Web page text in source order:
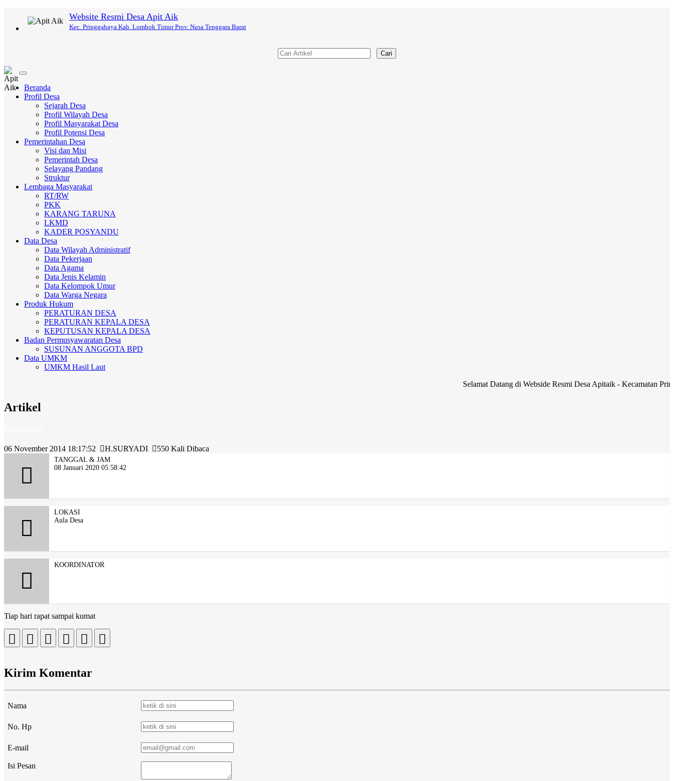
Website Resmi Desa Apit Aik
Kec. Pringgabaya Kab. Lombok Timur Prov. Nusa Tenggara Barat
Cari
Toggle
navigation
Beranda
Profil Desa
Sejarah Desa
Profil Wilayah Desa
Profil Masyarakat Desa
Profil Potensi Desa
Pemerintahan Desa
Visi dan Misi
Pemerintah Desa
Selayang Pandang
Struktur
Lembaga Masyarakat
RT/RW
PKK
KARANG TARUNA
LKMD
KADER POSYANDU
Data Desa
Data Wilayah Administratif
Data Pekerjaan
Data Agama
Data Jenis Kelamin
Data Kelompok Umur
Data Warga Negara
Produk Hukum
PERATURAN DESA
PERATURAN KEPALA DESA
KEPUTUSAN KEPALA DESA
Badan Permusyawaratan Desa
SUSUNAN ANGGOTA BPD
Data UMKM
UMKM Hasil Laut
Selamat Datang di Webside Resmi Desa Apitaik - Kecamatan Pringgabaya
Artikel
06 November 2014 18:17:52 H.SURYADI 550 Kali Dibaca
TANGGAL & JAM
08 Januari 2020 05:58:42
LOKASI
Aula Desa
KOORDINATOR
Tiap hari rapat sampai kumat
Kirim Komentar
Nama
No. Hp
E-mail
Isi Pesan